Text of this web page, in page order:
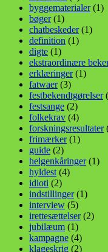
byggematerialer(1)
bøger(1)
chatbeskeder(1)
definition (1)
digte (1)
ekstraordinære
erklæringer(1)
fatwaer(3)
festbekendtgørelser
festsange (2)
folkekrav (4)
forskningsresultater
frimærker(1)
guide (2)
helgenkåringer(1)
hyldest (4)
idioti (2)
indstillinger(1)
interview (5)
irettesættelser(2)
jubilæum (1)
kampagne (4)
klageskrig (2)